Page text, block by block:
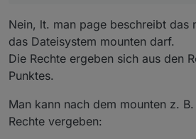
Nein, lt. man page beschreibt das
das Dateisystem mounten darf.
Die Rechte ergeben sich aus den
Punktes.
Man kann nach dem mounten z.
Rechte vergeben: